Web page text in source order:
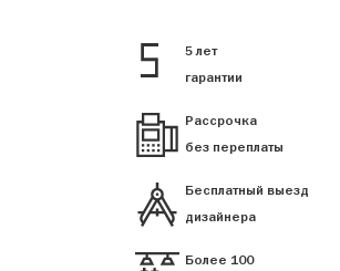
5 лет
гарантии
Рассрочка
без переплаты
Бесплатный выезд
дизайнера
Более 100